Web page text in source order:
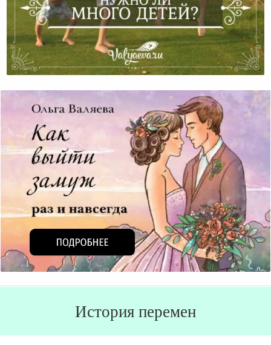
Нужно Ли Много Детей?
История перемен